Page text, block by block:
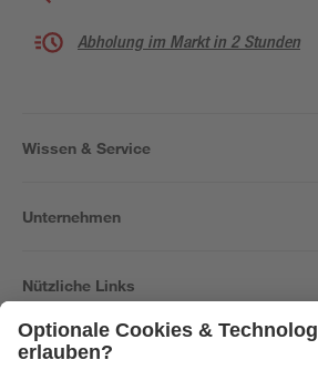
Abholung im Markt in 2 Stunden
Wissen & Service
Unternehmen
Nützliche Links